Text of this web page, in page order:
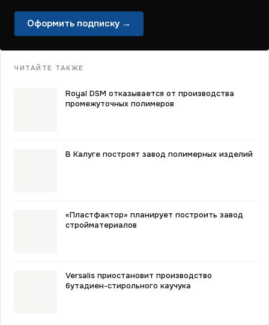
Оформить подписку →
ЧИТАЙТЕ ТАКЖЕ
Royal DSM отказывается от производства
промежуточных полимеров
В Калуге построят завод полимерных изделий
«Пластфактор» планирует построить завод
стройматериалов
Versalis приостановит производство
бутадиен-стирольного каучука